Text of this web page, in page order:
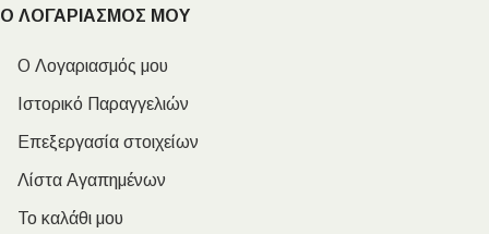
Ο ΛΟΓΑΡΙΑΣΜΟΣ ΜΟΥ
Ο Λογαριασμός μου
Ιστορικό Παραγγελιών
Επεξεργασία στοιχείων
Λίστα Αγαπημένων
Το καλάθι μου